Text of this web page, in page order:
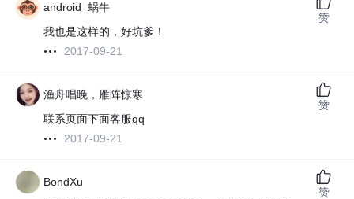
android_蜗牛
我也是这样的，好坑爹！
2017-09-21
赞
渔舟唱晚，雁阵惊寒
联系页面下面客服qq
2017-09-21
赞
BondXu
赞